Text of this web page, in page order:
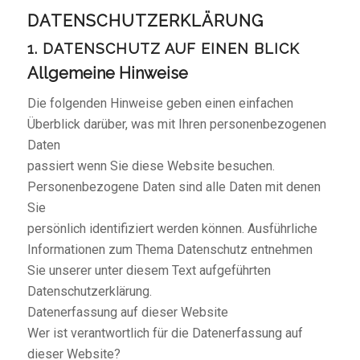
DATENSCHUTZERKLÄRUNG
1. DATENSCHUTZ AUF EINEN BLICK
Allgemeine Hinweise
Die folgenden Hinweise geben einen einfachen
Überblick darüber, was mit Ihren personenbezogenen
Daten
passiert wenn Sie diese Website besuchen.
Personenbezogene Daten sind alle Daten mit denen
Sie
persönlich identifiziert werden können. Ausführliche
Informationen zum Thema Datenschutz entnehmen
Sie unserer unter diesem Text aufgeführten
Datenschutzerklärung.
Datenerfassung auf dieser Website
Wer ist verantwortlich für die Datenerfassung auf
dieser Website?